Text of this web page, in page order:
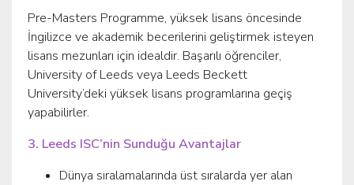
Pre-Masters Programme, yüksek lisans öncesinde
İngilizce ve akademik becerilerini geliştirmek isteyen
lisans mezunları için idealdir. Başarılı öğrenciler,
University of Leeds veya Leeds Beckett
University’deki yüksek lisans programlarına geçiş
yapabilirler.
3. Leeds ISC’nin Sunduğu Avantajlar
Dünya sıralamalarında üst sıralarda yer alan